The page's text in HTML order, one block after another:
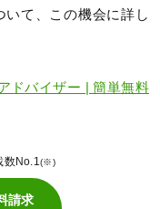
いて、この機会に詳し
ドバイザー | 簡単無料
数No.1(※)
請求